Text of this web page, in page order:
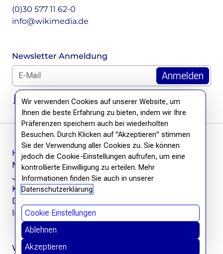
(0)30 577 11 62-0
info@wikimedia.de
Newsletter Anmeldung
E-Mail für Newsletter *
DSGVO Hinweis
Häufige Fragen
Newsletter
Jobs
Kontakt
Datenschutzerklärung
Impressum
Wir befreien Wissen
Wir verwenden Cookies auf unserer Website, um
Ihnen die beste Erfahrung zu bieten, indem wir Ihre
Präferenzen speichern auch bei wiederholten
Besuchen. Durch Klicken auf "Akzeptieren" stimmen
Sie der Verwendung aller Cookies zu. Sie können
jedoch die Cookie-Einstellungen aufrufen, um eine
kontrollierte Einwilligung zu erteilen. Mehr
Informationen finden Sie auch in unserer
Datenschutzerklärung
Cookie Einstellungen
Ablehnen
Akzeptieren